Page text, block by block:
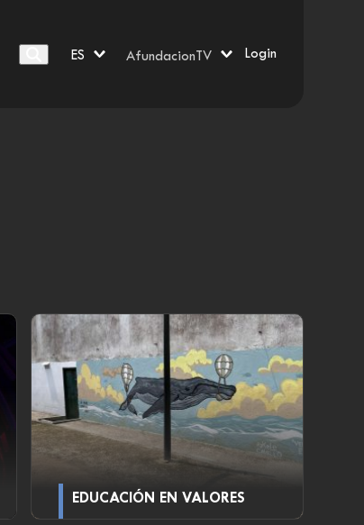
ES AfundacionTV Login
EDUCACIÓN EN VALORES